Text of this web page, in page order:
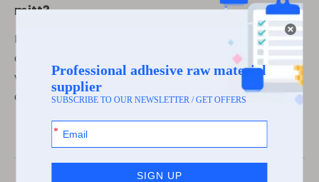
mitt?
Hvis du etter å ha gitt oss ditt samtykke
ombestemmer deg og ikke lenger samtykker til at
vi kontakter deg, samler inn informasjonen din eller
avslører den, kan du varsle oss ved å kontakte oss.